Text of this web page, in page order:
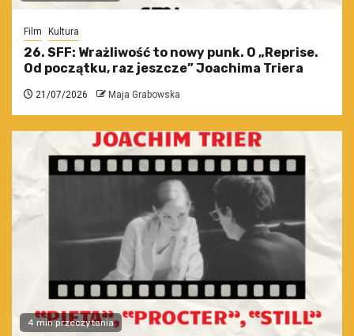
Film Kultura
26. SFF: Wrażliwość to nowy punk. O „Reprise.
Od początku, raz jeszcze” Joachima Triera
21/07/2026 Maja Grabowska
4 min przeczytania